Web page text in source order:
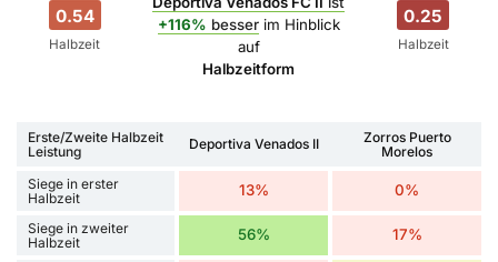
0.54
Halbzeit
+116% besserim Hinblick
auf
Halbzeitform
0.25
Halbzeit
Erste/Zweite Halbzeit
Leistung
Deportiva Venados II
Zorros Puerto
Morelos
Siege in erster
Halbzeit
13% 0%
Siege in zweiter
Halbzeit
56% 17%